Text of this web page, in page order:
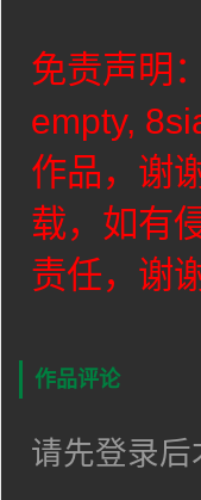
免责声明
empty,
作品，谢
载，如有
责任，谢谢
作品评论
请先登录后